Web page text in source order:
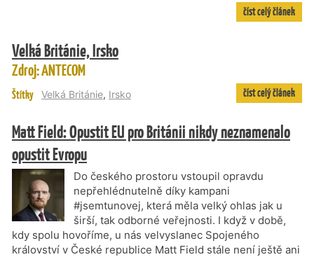
číst celý článek
Velká Británie, Irsko
Zdroj: ANTECOM
Štítky Velká Británie, Irsko číst celý článek
Matt Field: Opustit EU pro Británii nikdy neznamenalo
opustit Evropu
Do českého prostoru vstoupil opravdu
nepřehlédnutelně díky kampani
#jsemtunovej, která měla velký ohlas jak u
širší, tak odborné veřejnosti. I když v době,
kdy spolu hovoříme, u nás velvyslanec Spojeného
království v České republice Matt Field stále není ještě ani